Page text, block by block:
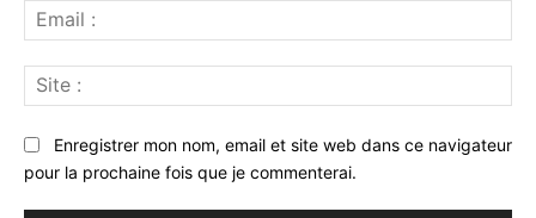
:
:
Enregistrer mon nom, email et site web dans ce navigateur
pour la prochaine fois que je commenterai.